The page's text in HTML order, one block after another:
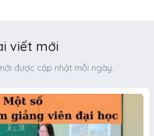
viết mới
được cập nhật mỗi ngày.